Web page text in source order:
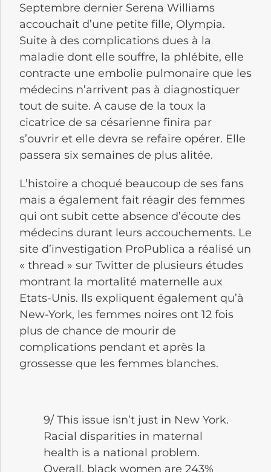
Septembre dernier Serena Williams
accouchait d’une petite fille, Olympia.
Suite à des complications dues à la
maladie dont elle souffre, la phlébite, elle
contracte une embolie pulmonaire que les
médecins n’arrivent pas à diagnostiquer
tout de suite. A cause de la toux la
cicatrice de sa césarienne finira par
s’ouvrir et elle devra se refaire opérer. Elle
passera six semaines de plus alitée.
L’histoire a choqué beaucoup de ses fans
mais a également fait réagir des femmes
qui ont subit cette absence d’écoute des
médecins durant leurs accouchements. Le
site d’investigation ProPublica a réalisé un
« thread » sur Twitter de plusieurs études
montrant la mortalité maternelle aux
Etats-Unis. Ils expliquent également qu’à
New-York, les femmes noires ont 12 fois
plus de chance de mourir de
complications pendant et après la
grossesse que les femmes blanches.
9/ This issue isn’t just in New York.
Racial disparities in maternal
health is a national problem.
Overall, black women are 243%